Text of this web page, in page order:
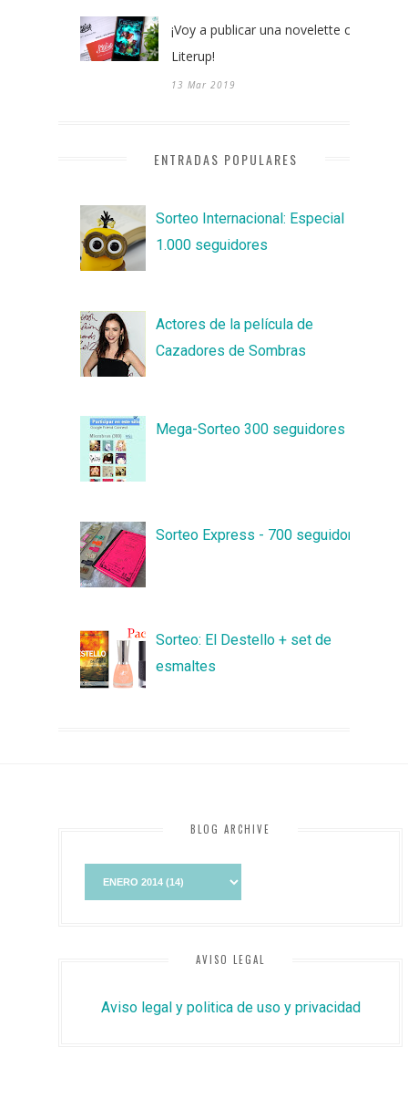
¡Voy a publicar una novelette con
Literup!
13 Mar 2019
ENTRADAS POPULARES
Sorteo Internacional: Especial
1.000 seguidores
Actores de la película de
Cazadores de Sombras
Mega-Sorteo 300 seguidores
Sorteo Express - 700 seguidores
Sorteo: El Destello + set de
esmaltes
BLOG ARCHIVE
AVISO LEGAL
Aviso legal y politica de uso y privacidad